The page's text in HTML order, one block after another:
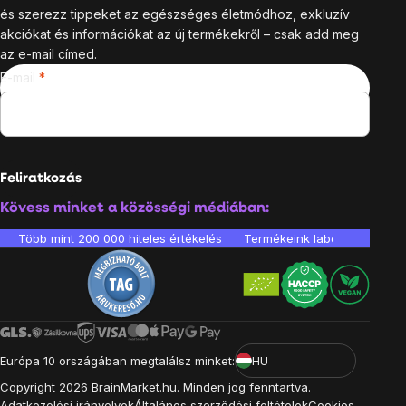
és szerezz tippeket az egészséges életmódhoz, exkluzív
akciókat és információkat az új termékekről – csak add meg
az e-mail címed.
E-mail
Feliratkozás
Kövess minket a közösségi médiában:
Több mint 200 000 hiteles értékelés Termékeink
Európa 10 országában megtalálsz minket:
HU
Copyright 2026 BrainMarket.hu. Minden jog fenntartva.